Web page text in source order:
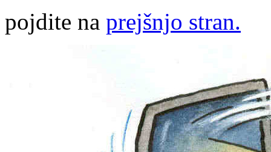
pojdite na prejšnjo stran.